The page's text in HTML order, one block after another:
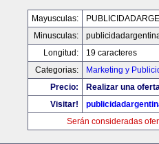
Mayusculas:
Minusculas:
Longitud:
19 caracteres
Categorias:
Marketing y
Precio:
Realizar una
Visitar!
Serán consideradas